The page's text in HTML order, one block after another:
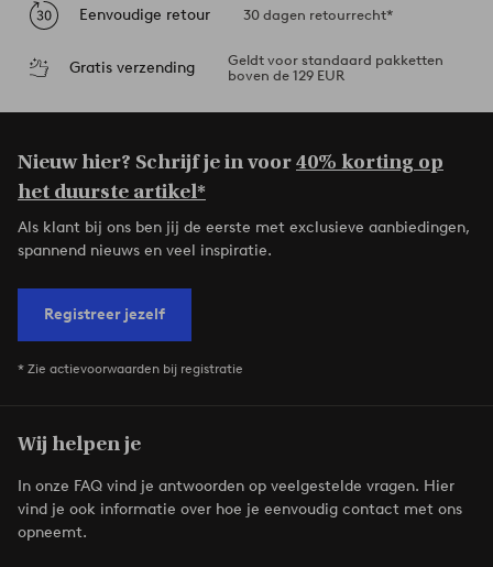
Eenvoudige retour 30 dagen retourrecht*
Gratis verzending
Geldt voor standaard pakketten
boven de 129 EUR
Nieuw hier? Schrijf je in voor40% korting op
het duurste artikel*
Als klant bij ons ben jij de eerste met exclusieve aanbiedingen,
spannend nieuws en veel inspiratie.
Registreer jezelf
* Zie actievoorwaarden bij registratie
Wij helpen je
In onze FAQ vind je antwoorden op veelgestelde vragen. Hier
vind je ook informatie over hoe je eenvoudig contact met ons
opneemt.